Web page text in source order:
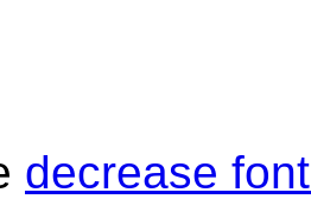
decrease